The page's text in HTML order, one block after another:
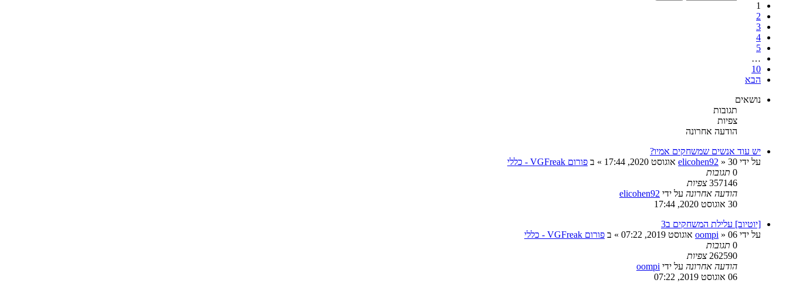
1
2
3
4
5
…
10
הבא
נושאים
תגובות
צפיות
הודעה אחרונה
יש עוד אנשים שמשחקים אמיו?
על ידי
elicohen92 » 30 אוגוסט 2020, 17:44 » ב פורום VGFreak - כללי
0 תגובות
357146 צפיות
הודעה אחרונה על ידי elicohen92
30 אוגוסט 2020, 17:44
[יוטיוב] עלילת המשחקים ב3
על ידי
oompi » 06 אוגוסט 2019, 07:22 » ב פורום VGFreak - כללי
0 תגובות
262590 צפיות
הודעה אחרונה על ידי oompi
06 אוגוסט 2019, 07:22